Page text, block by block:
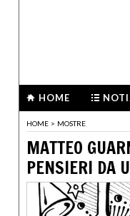
HOME
HOME > MOSTRE
MATTEO
PENSIERI DA